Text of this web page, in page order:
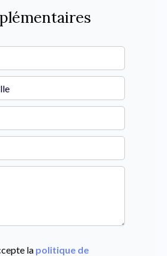
la politique de